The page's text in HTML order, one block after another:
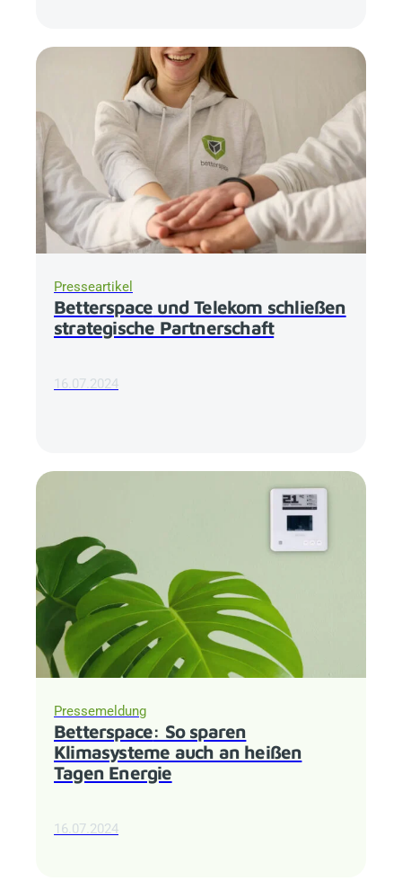
Presseartikel
Betterspace und Telekom schließen
strategische Partnerschaft
16.07.2024
Pressemeldung
Betterspace: So sparen
Klimasysteme auch an heißen
Tagen Energie
16.07.2024